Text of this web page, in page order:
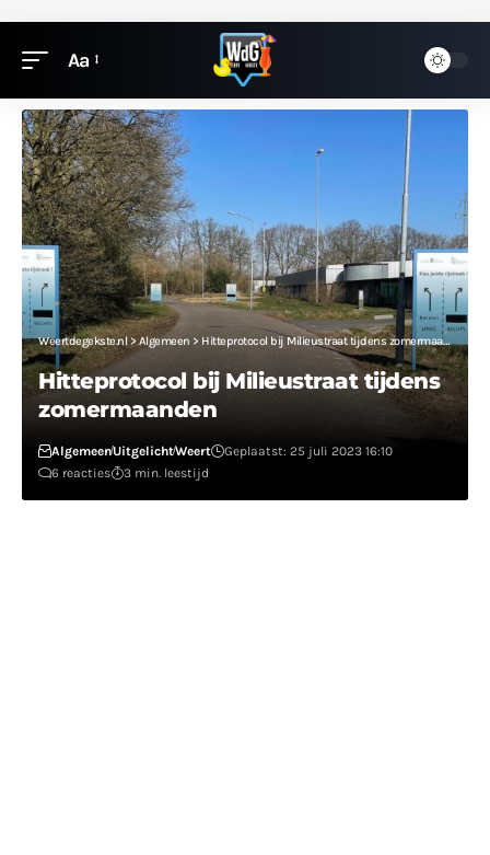
Aa
Weertdegekste.nl>Algemeen > Hitteprotocol bij Milieustraat tijdens zomermaanden
Hitteprotocol bij Milieustraat tijdens
zomermaanden
AlgemeenUitgelichtWeert
Geplaatst: 25 juli 2023 16:10
6 reacties
3 min. leestijd